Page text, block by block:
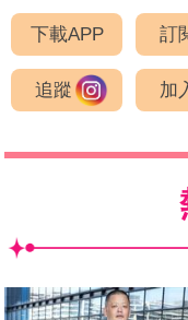
下載APP 訂
追蹤 加